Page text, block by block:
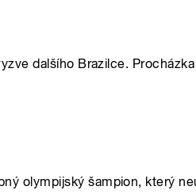
dalšího Brazilce.
olympijský šampion, který